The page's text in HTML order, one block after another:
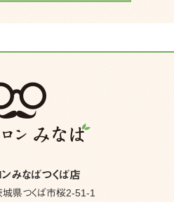
みなばつくば店
県つくば市桜2-51-1